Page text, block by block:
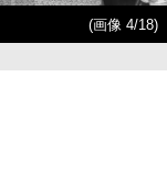
(画像 4/18)